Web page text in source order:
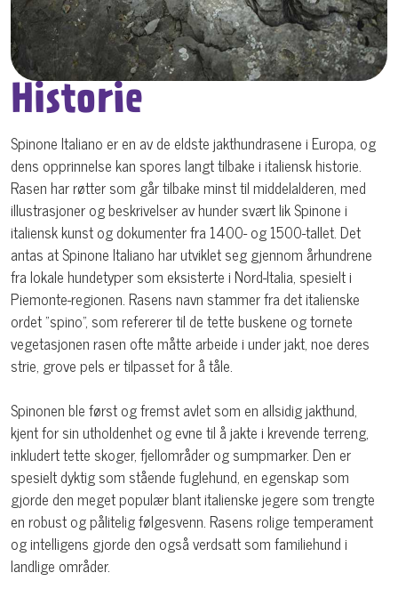
Historie
Spinone Italiano er en av de eldste jakthundrasene i Europa, og
dens opprinnelse kan spores langt tilbake i italiensk historie.
Rasen har røtter som går tilbake minst til middelalderen, med
illustrasjoner og beskrivelser av hunder svært lik Spinone i
italiensk kunst og dokumenter fra 1400- og 1500-tallet. Det
antas at Spinone Italiano har utviklet seg gjennom århundrene
fra lokale hundetyper som eksisterte i Nord-Italia, spesielt i
Piemonte-regionen. Rasens navn stammer fra det italienske
ordet "spino", som refererer til de tette buskene og tornete
vegetasjonen rasen ofte måtte arbeide i under jakt, noe deres
strie, grove pels er tilpasset for å tåle.
Spinonen ble først og fremst avlet som en allsidig jakthund,
kjent for sin utholdenhet og evne til å jakte i krevende terreng,
inkludert tette skoger, fjellområder og sumpmarker. Den er
spesielt dyktig som stående fuglehund, en egenskap som
gjorde den meget populær blant italienske jegere som trengte
en robust og pålitelig følgesvenn. Rasens rolige temperament
og intelligens gjorde den også verdsatt som familiehund i
landlige områder.